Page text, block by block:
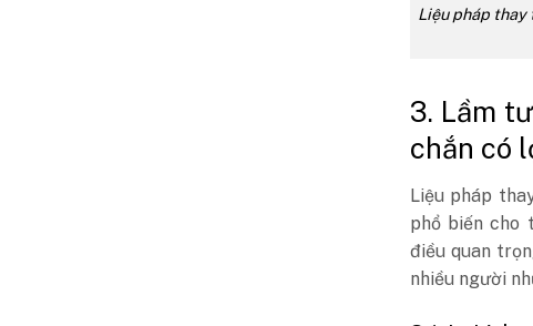
Liệu pháp
3. Lầm
chắn có
Liệu pháp
phổ biến cho
điều quan
nhiều người